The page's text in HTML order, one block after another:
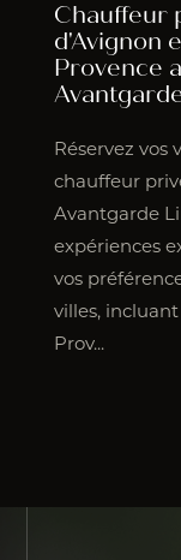
Chauffeur
d'Avignon
Provence
Réservez vos
chauffeur
Avantgarde
expériences
vos
villes,
Prov...